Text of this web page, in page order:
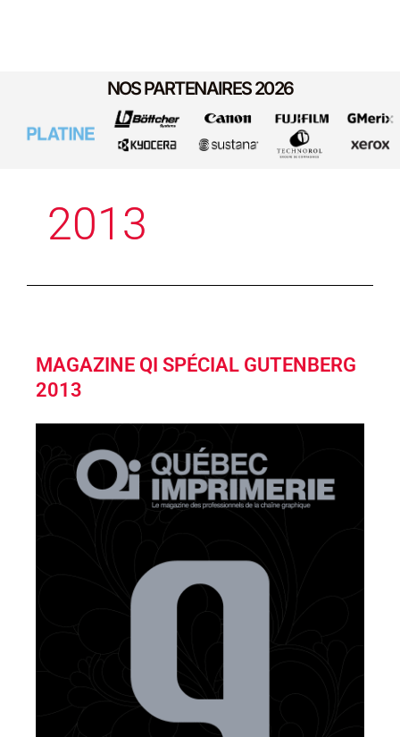
NOS PARTENAIRES 2026
2013
MAGAZINE QI SPÉCIAL GUTENBERG
2013